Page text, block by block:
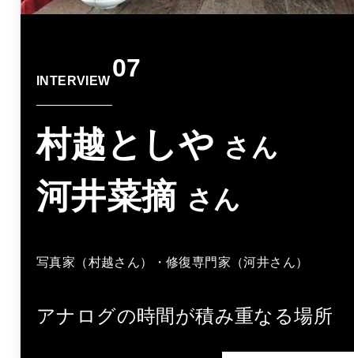
INTERVIEW 07
村越としや さん
河井菜摘 さん
写真家（村越さん）・修復専門家（河井さん）
アナログの時間が積み重なる場所